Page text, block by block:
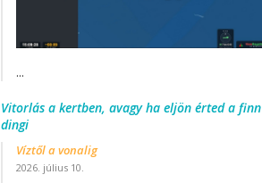
...
Vitorlás a kertben, avagy ha eljön érted a finn
dingi
Víztől a vonalig
2026. július 10.